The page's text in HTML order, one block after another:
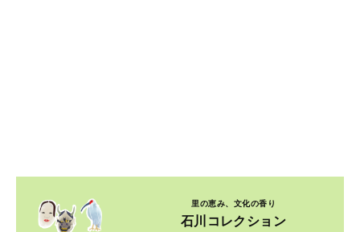
里の恵み、文化の香り
石川コレクション